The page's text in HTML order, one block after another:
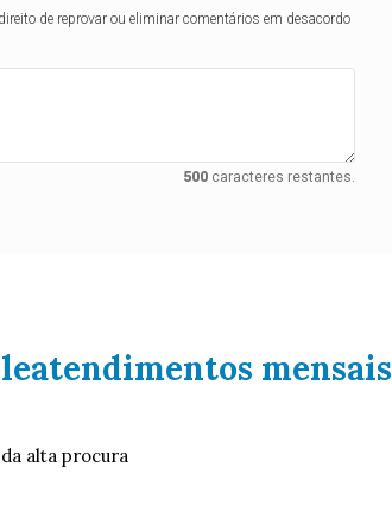
de reprovar ou eliminar comentários em desacordo
500caracteres restantes.
mensais
alta procura